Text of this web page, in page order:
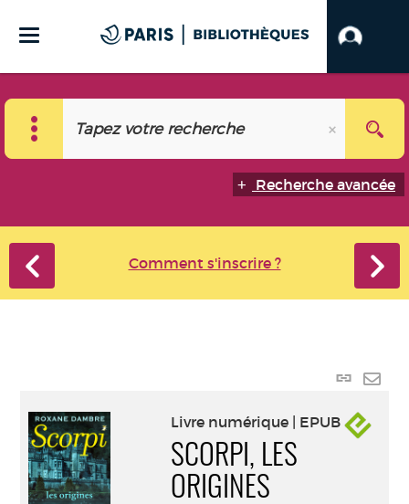
Recherche avancée
Comment s'inscrire ?
Lien
Livre numérique | EPUB
SCORPI, LES
ORIGINES